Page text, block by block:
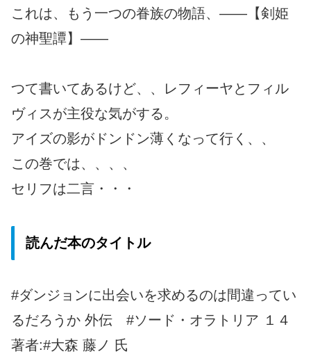
これは、もう一つの眷族の物語、――【剣姫
の神聖譚】――
つて書いてあるけど、、レフィーヤとフィル
ヴィスが主役な気がする。
アイズの影がドンドン薄くなって行く、、
この巻では、、、、
セリフは二言・・・
読んだ本のタイトル
#ダンジョンに出会いを求めるのは間違ってい
るだろうか 外伝 #ソード・オラトリア １４
著者:#大森 藤ノ 氏